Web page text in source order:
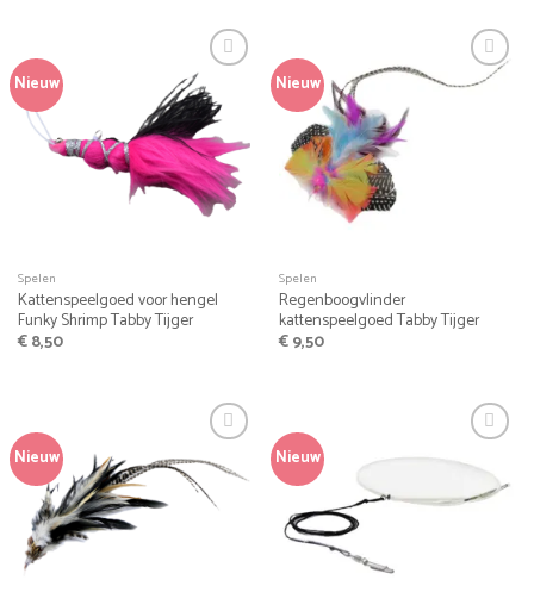
Nieuw
Spelen
Kattenspeelgoed voor hengel
Funky Shrimp Tabby Tijger
€8,50
Nieuw
Spelen
Regenboogvlinder
kattenspeelgoed Tabby Tijger
€9,50
Nieuw Nieuw